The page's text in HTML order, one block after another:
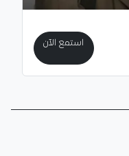
استمع الآن